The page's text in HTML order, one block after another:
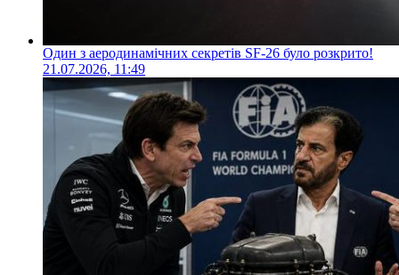
Один з аеродинамічних секретів SF-26 було розкрито!
21.07.2026, 11:49